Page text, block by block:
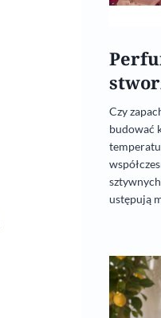
Czy
budować
ustępują